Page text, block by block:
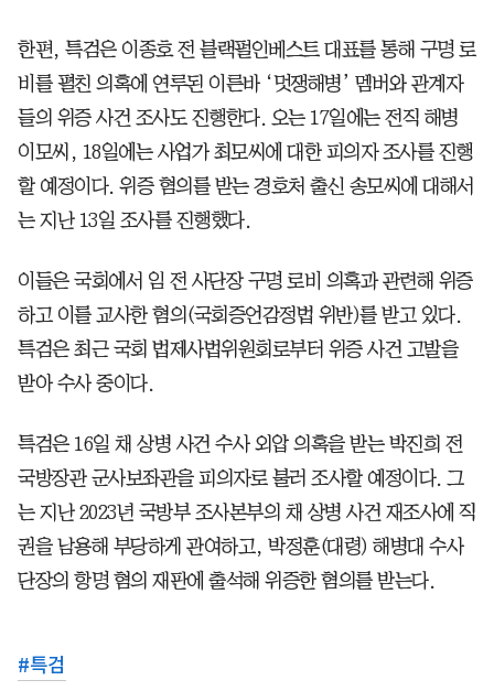
한편, 특검은 이종호 전 블랙펄인베스트 대표를 통해 구명 로
비를 펼친 의혹에 연루된 이른바 ‘멋쟁해병’ 멤버와 관계자
들의 위증 사건 조사도 진행한다. 오는 17일에는 전직 해병
이모씨, 18일에는 사업가 최모씨에 대한 피의자 조사를 진행
할 예정이다. 위증 혐의를 받는 경호처 출신 송모씨에 대해서
는 지난 13일 조사를 진행했다.
이들은 국회에서 임 전 사단장 구명 로비 의혹과 관련해 위증
하고 이를 교사한 혐의(국회증언감정법 위반)를 받고 있다.
특검은 최근 국회 법제사법위원회로부터 위증 사건 고발을
받아 수사 중이다.
특검은 16일 채 상병 사건 수사 외압 의혹을 받는 박진희 전
국방장관 군사보좌관을 피의자로 불러 조사할 예정이다. 그
는 지난 2023년 국방부 조사본부의 채 상병 사건 재조사에 직
권을 남용해 부당하게 관여하고, 박정훈(대령) 해병대 수사
단장의 항명 혐의 재판에 출석해 위증한 혐의를 받는다.
#특검